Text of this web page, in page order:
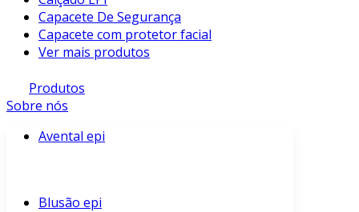
Capacete De Segurança
Capacete com protetor facial
Ver mais produtos
Produtos
Sobre nós
Avental epi
Blusão epi